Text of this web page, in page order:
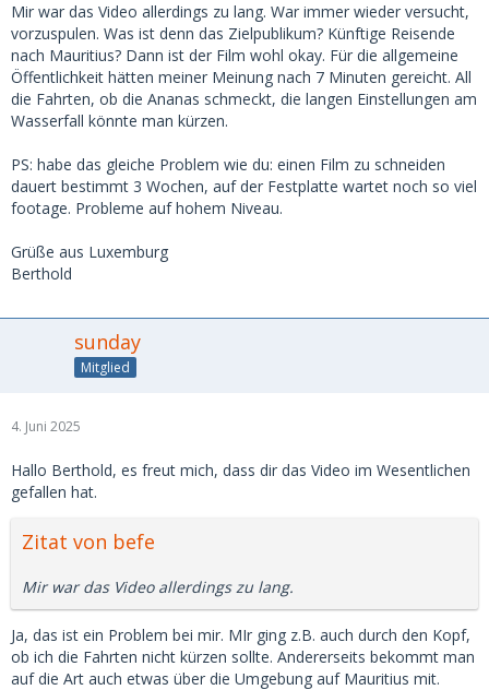
Mir war das Video allerdings zu lang. War immer wieder versucht,
vorzuspulen. Was ist denn das Zielpublikum? Künftige Reisende
nach Mauritius? Dann ist der Film wohl okay. Für die allgemeine
Öffentlichkeit hätten meiner Meinung nach 7 Minuten gereicht. All
die Fahrten, ob die Ananas schmeckt, die langen Einstellungen am
Wasserfall könnte man kürzen.
PS: habe das gleiche Problem wie du: einen Film zu schneiden
dauert bestimmt 3 Wochen, auf der Festplatte wartet noch so viel
footage. Probleme auf hohem Niveau.
Grüße aus Luxemburg
Berthold
sunday
Mitglied
4. Juni 2025
Hallo Berthold, es freut mich, dass dir das Video im Wesentlichen
gefallen hat.
Zitat von befe
Mir war das Video allerdings zu lang.
Ja, das ist ein Problem bei mir. MIr ging z.B. auch durch den Kopf,
ob ich die Fahrten nicht kürzen sollte. Andererseits bekommt man
auf die Art auch etwas über die Umgebung auf Mauritius mit.